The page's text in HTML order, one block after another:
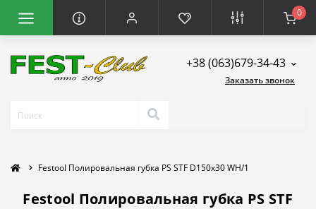
0
+38 (063)679-34-43
Заказать звонок
Festool Полировальная губка PS STF D150x30 WH/1
Festool Полировальная губка PS STF